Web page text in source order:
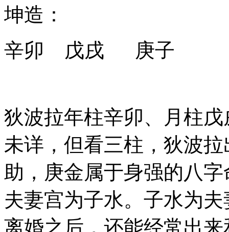
坤造：
辛卯 戊戌 庚子
狄波拉年柱辛卯、月柱
未详，但看三柱，狄波
助，庚金属于身强的八
夫妻宫为子水。子水为
离婚之后，还能经常出